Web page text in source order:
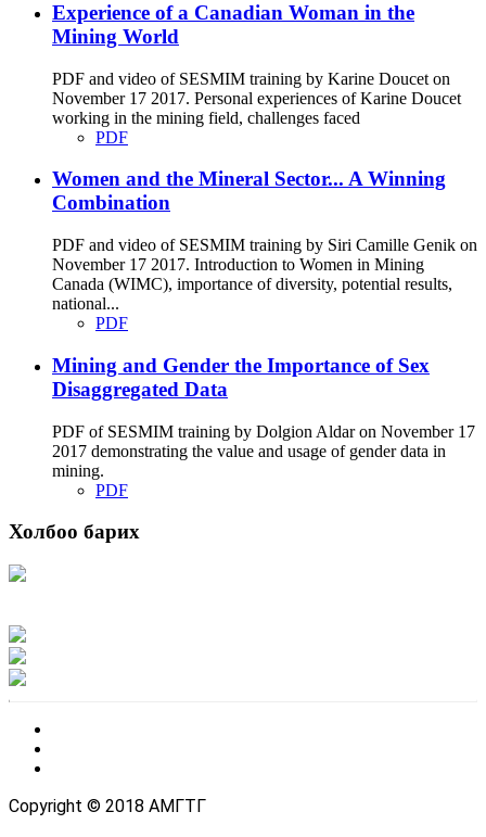
Experience of a Canadian Woman in the
Mining World
PDF and video of SESMIM training by Karine Doucet on
November 17 2017. Personal experiences of Karine Doucet
working in the mining field, challenges faced
PDF
Women and the Mineral Sector... A Winning
Combination
PDF and video of SESMIM training by Siri Camille Genik on
November 17 2017. Introduction to Women in Mining
Canada (WIMC), importance of diversity, potential results,
national...
PDF
Mining and Gender the Importance of Sex
Disaggregated Data
PDF of SESMIM training by Dolgion Aldar on November 17
2017 demonstrating the value and usage of gender data in
mining.
PDF
Холбоо барих
Copyright © 2018 АМГТГ